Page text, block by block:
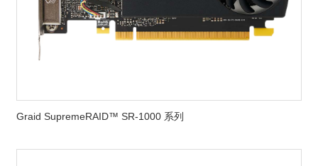
Graid SupremeRAID™ SR-1000 系列